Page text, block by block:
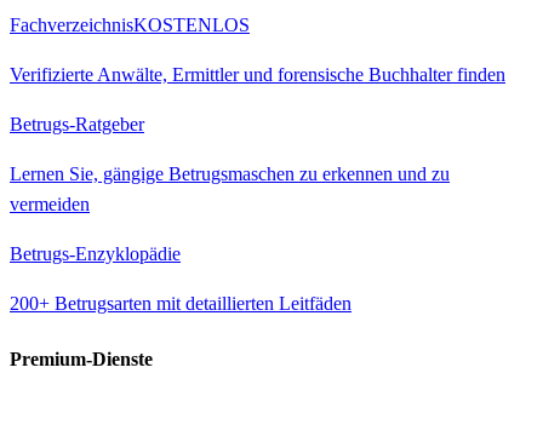
FachverzeichnisKOSTENLOS
Verifizierte Anwälte, Ermittler und forensische Buchhalter finden
Betrugs-Ratgeber
Lernen Sie, gängige Betrugsmaschen zu erkennen und zu
vermeiden
Betrugs-Enzyklopädie
200+ Betrugsarten mit detaillierten Leitfäden
Premium-Dienste